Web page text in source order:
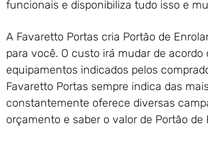
funcionais e disponibiliza tudo isso e
A Favaretto Portas cria Portão de
para você. O custo irá mudar de
equipamentos indicados pelos
Favaretto Portas sempre indica das
constantemente oferece diversas
orçamento e saber o valor de Portão